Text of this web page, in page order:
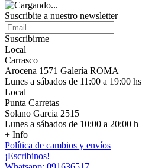
Suscribite a nuestro newsletter
Suscribirme
Local
Carrasco
Arocena 1571 Galería ROMA
Lunes a sábados de 11:00 a 19:00 hs
Local
Punta Carretas
Solano Garcia 2515
Lunes a sábados de 10:00 a 20:00 h
+ Info
Política de cambios y envíos
¡Escribinos!